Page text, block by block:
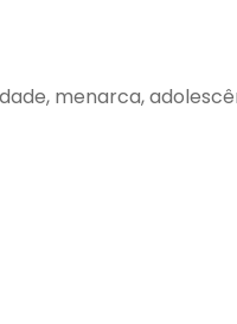
menarca,